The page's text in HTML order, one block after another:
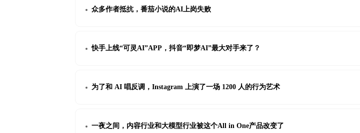
众多作者抵抗，番茄小说的AI上岗失败
快手上线“可灵AI”APP，抖音“即梦AI”最大对手来了？
为了和 AI 唱反调，Instagram 上演了一场 1200 人的行为艺术
一夜之间，内容行业和大模型行业被这个All in One产品改变了